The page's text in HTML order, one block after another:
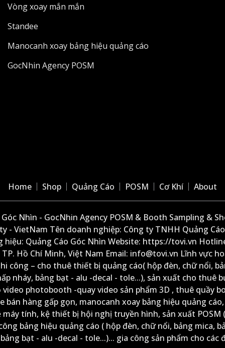
Vòng xoay mắn mắn
Standee
Manocanh xoay bảng hiệu quảng cáo
GocNhin Agency POSM
Home Shop Quảng Cáo POSM Cơ Khí About
Nhìn - GocNhin Agency POSM & Booth Sampling &
- VietNam Tên doanh nghiệp: Công ty TNHH Quảng
Quảng Cáo Góc Nhìn Website: https://tovi.vn
Hồ Chí Minh, Việt Nam Email: info@tovi.vn Lĩnh vực
công – cho thuê thiết bị quảng cáo( hộp đèn, chữ nổi,
nháy, bảng bạt - alu -decal - tole...), sản xuất cho thuê
photobooth -quay video sản phẩm 3D , thuê quầy
bán hàng gấp gọn, manocanh xoay bảng hiệu quảng
tính, kệ thiết bị hội nghị truyền hình, sản xuất POSM
bảng hiệu quảng cáo ( hộp đèn, chữ nổi, bảng mica,
bạt - alu -decal - tole...)... gia công sản phẩm cho các